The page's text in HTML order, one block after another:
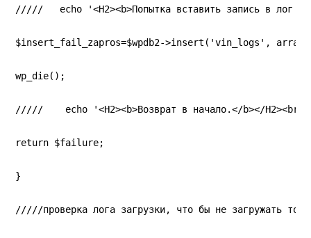
/////   echo '<H2><b>Попытка вставить запись в лог
$insert_fail_zapros=$wpdb2->insert('vin_logs',
wp_die();
/////    echo '<H2><b>Возврат в начало.</b></
return $failure;
}
/////проверка лога загрузки, что бы не загружать